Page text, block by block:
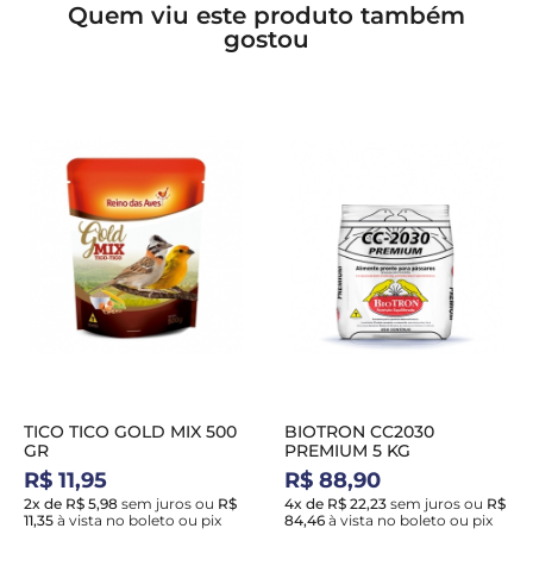
Quem viu este produto também
gostou
TICO TICO GOLD MIX 500
GR
R$ 11,95
2x de R$ 5,98 sem juros ou R$
11,35 à vista no boleto ou pix
BIOTRON CC2030
PREMIUM 5 KG
R$ 88,90
4x de R$ 22,23 sem juros ou R$
84,46 à vista no boleto ou pix